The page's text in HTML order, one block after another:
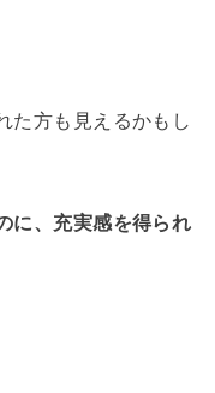
た方も見えるかもし
に、充実感を得られ